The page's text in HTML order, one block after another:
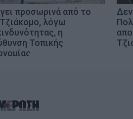
προσωρινά από το
λόγω
η
Τοπικής